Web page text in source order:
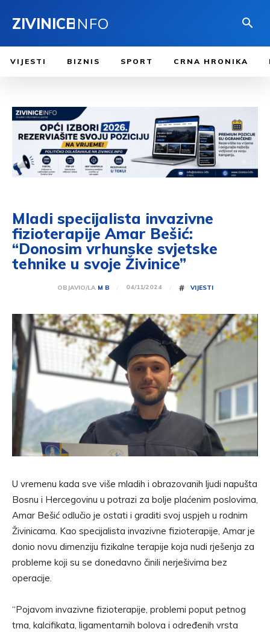
ZIVINICEINFO
VIJESTI BIZNIS SPORT CRNA HRONIKA
Mladi specijalista invazivne
fizioterapije Amar Bešić:
“Donosim vrhunske svjetske
tehnike u svoje Živinice”
OBJAVIO/LA M B 04/11/2024 # VIJESTI
U vremenu kada sve više mladih i obrazovanih ljudi napušta
Bosnu i Hercegovinu u potrazi za bolje plaćenim poslovima,
Amar Bešić odlučio je ostati i graditi svoj uspjeh u rodnim
Živinicama. Kao specijalista invazivne fizioterapije, Amar je
donio novu dimenziju fizikalne terapije koja nudi rješenja za
probleme koji su se donedavno činili nerješivima bez
operacije.
“Pojavom invazivne fizioterapije, problemi poput petnog
trna, kalcifikata, ligamentarnih bolova i određenih vrsta